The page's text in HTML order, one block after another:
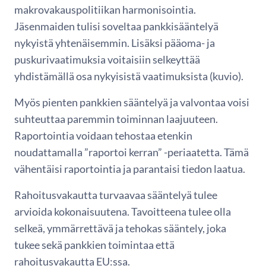
makrovakauspolitiikan harmonisointia.
Jäsenmaiden tulisi soveltaa pankkisääntelyä
nykyistä yhtenäisemmin. Lisäksi pääoma- ja
puskurivaatimuksia voitaisiin selkeyttää
yhdistämällä osa nykyisistä vaatimuksista (kuvio).
Myös pienten pankkien sääntelyä ja valvontaa voisi
suhteuttaa paremmin toiminnan laajuuteen.
Raportointia voidaan tehostaa etenkin
noudattamalla ”raportoi kerran” -periaatetta. Tämä
vähentäisi raportointia ja parantaisi tiedon laatua.
Rahoitusvakautta turvaavaa sääntelyä tulee
arvioida kokonaisuutena. Tavoitteena tulee olla
selkeä, ymmärrettävä ja tehokas sääntely, joka
tukee sekä pankkien toimintaa että
rahoitusvakautta EU:ssa.